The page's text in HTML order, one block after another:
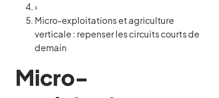
›
Micro-exploitations et agriculture
verticale : repenser les circuits courts de
demain
Micro-